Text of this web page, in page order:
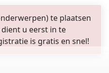
te plaatsen
u eerst in te
is gratis en snel!